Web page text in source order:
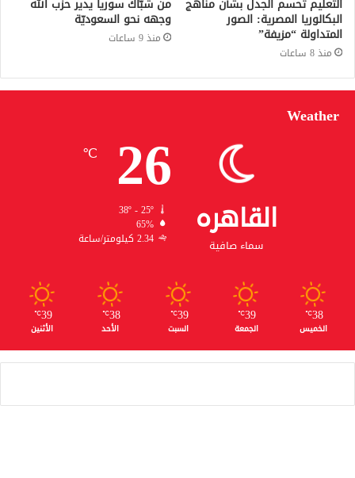
التعليم تحسم الجدل بشأن مناهج
البكالوريا المصرية: الصور
المتداولة “مزيفة”
منذ 8 ساعات
من شبّاك سوريا يدير حزب الله
وجهه نحو السعوديّة
منذ 9 ساعات
Weather
القاهره
سماء صافية
26
℃
38º - 25º
65%
2.34 كيلومتر/ساعة
38
℃
الخميس
39
℃
الجمعة
39
℃
السبت
38
℃
الأحد
39
℃
الأثنين